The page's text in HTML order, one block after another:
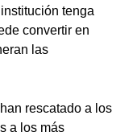
tenga
convertir en
las
rescatado a los
a los más